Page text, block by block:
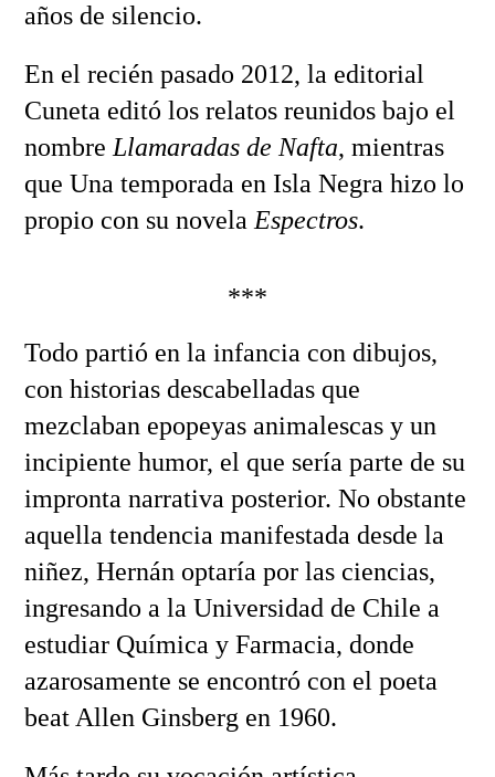
años de silencio.
En el recién pasado 2012, la editorial
Cuneta editó los relatos reunidos bajo el
nombre Llamaradas de Nafta, mientras
que Una temporada en Isla Negra hizo lo
propio con su novela Espectros.
***
Todo partió en la infancia con dibujos,
con historias descabelladas que
mezclaban epopeyas animalescas y un
incipiente humor, el que sería parte de su
impronta narrativa posterior. No obstante
aquella tendencia manifestada desde la
niñez, Hernán optaría por las ciencias,
ingresando a la Universidad de Chile a
estudiar Química y Farmacia, donde
azarosamente se encontró con el poeta
beat Allen Ginsberg en 1960.